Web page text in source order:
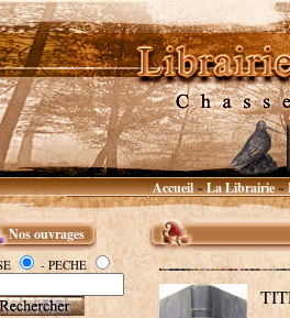
Accueil~La Librairie~
Nos ouvrages
- PECHE